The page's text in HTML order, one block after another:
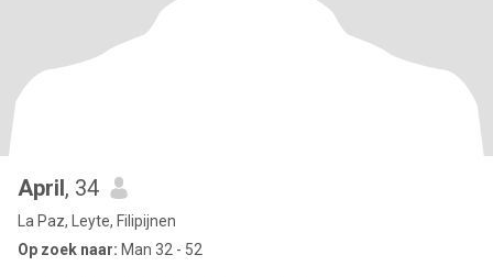
April, 34
La Paz, Leyte, Filipijnen
Op zoek naar: Man 32 - 52